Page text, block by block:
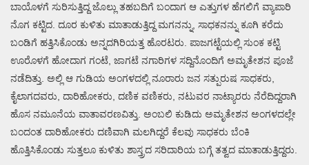
ಬಾಯೊಳಗೆ ಸುರಿಸುತ್ತಿದ್ದ ಜೊಲ್ಲು ತಹಬದಿಗೆ ಬಂದಾಗ ಆ ಎತ್ತುಗಳ ಹೆಗಲಿಗೆ ವ್ಯಾಪಾರಿ
ನೊಗ ಕಟ್ಟಿದ. ದೂರ ಕುಳಿತು ಮಾತಾಡುತ್ತಿದ್ದ ಮಗನನ್ನು, ಸಾಧಕನನ್ನು ಕೂಗಿ ಕರೆದು
ಬಂಡಿಗೆ ಹತ್ತಿಸಿಕೊಂಡು ಅನ್ನದಗಿರಿಯತ್ತ ಹೊರಟರು. ಪಾಜಗಟ್ಟೆಯಲ್ಲಿ ಸುಂಕ ಕಟ್ಟಿ
ಊರೊಳಗೆ ಹೋದಾಗ ಗಂಟೆ, ಜಾಗಟೆ ನಗಾರಿಗಳ ಸದ್ದಿನೊಂದಿಗೆ ಅಮೃತೇಶನ ಪೂಜೆ
ನಡೆದಿತ್ತು. ಅಲ್ಲಿ ಆ ಗುಡಿಯ ಅಂಗಳದಲ್ಲಿ ನೂರಾರು ಜನ ಸತ್ಪುರುಷ ಸಾಧಕರು,
ಕೈಲಾಗದವರು, ದಾರಿಹೋಕರು, ದಣಿಕ ವಣಿಕರು, ನಟುವರ ನಾಟ್ಯಾರರು ನೆರೆದಿದ್ದರಾಗಿ
ಹೊಸ ನಮೂನೆಯ ವಾತಾವರಣವಿತ್ತು. ಅಂಬಲಿ ಕುಡಿದು ಅಮೃತೇಶನ ಅಂಗಳದಲ್ಲೇ
ಬಂದಂತ ದಾರಿಹೋಕರು ದಣಿವಾಗಿ ಮಲಗಿದ್ದರೆ ಕೆಲವು ಸಾಧಕರು ಬೆಂಕಿ
ಹೊತ್ತಿಸಿಕೊಂಡು ಸುತ್ತಲೂ ಕುಳಿತು ಶಾಸ್ತ್ರದ ಸರಿದಾರಿಯ ಬಗ್ಗೆ ತತ್ವದ ಮಾತಾಡುತ್ತಿದ್ದರು.